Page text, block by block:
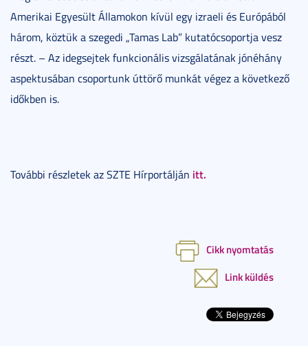
Amerikai Egyesült Államokon kívül egy izraeli és Európából
három, köztük a szegedi „Tamas Lab” kutatócsoportja vesz
részt. – Az idegsejtek funkcionális vizsgálatának jónéhány
aspektusában csoportunk úttörő munkát végez a következő
időkben is.
További részletek az SZTE Hírportálján itt.
Cikk nyomtatás
Link küldés